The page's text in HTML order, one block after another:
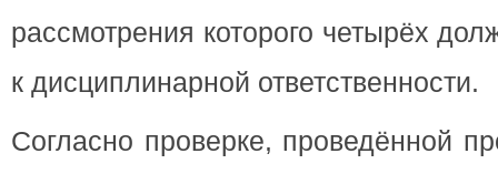
рассмотрения которого четырёх
к дисциплинарной ответственности.
Согласно проверке, проведённой